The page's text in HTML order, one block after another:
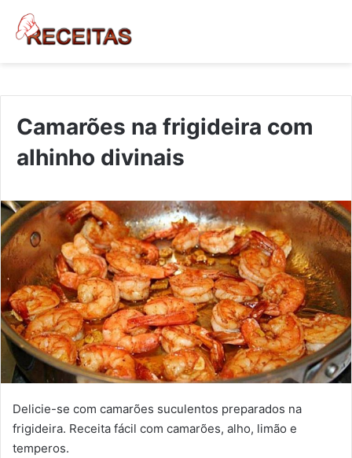
Camarões na frigideira com
alhinho divinais
Delicie-se com camarões suculentos preparados na
frigideira. Receita fácil com camarões, alho, limão e
temperos.